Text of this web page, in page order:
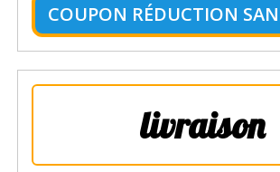
COUPON RÉDUCTION
livraison